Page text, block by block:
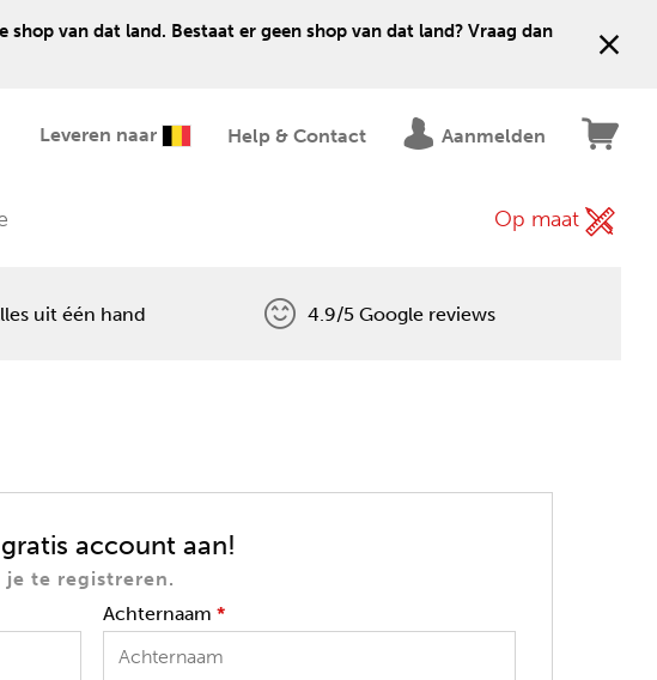
van dat land. Bestaat er geen shop van dat land? Vraag dan
Leveren naar Help & Contact Aanmelden
Op maat
uit één hand 4.9/5 Google reviews
account aan!
te registreren.
Achternaam *